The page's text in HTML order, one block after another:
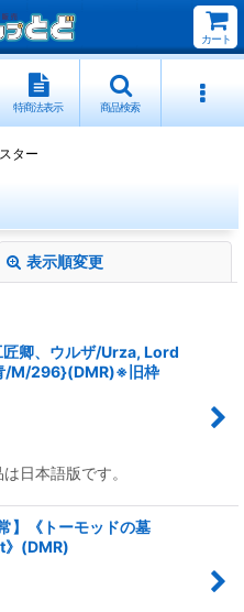
カート
特商法表示 商品検索
ター
表示順変更
卿、ウルザ/Urza, Lord
M/296}(DMR)※旧枠
日本語版です。
】《トーモッドの墓
(DMR)